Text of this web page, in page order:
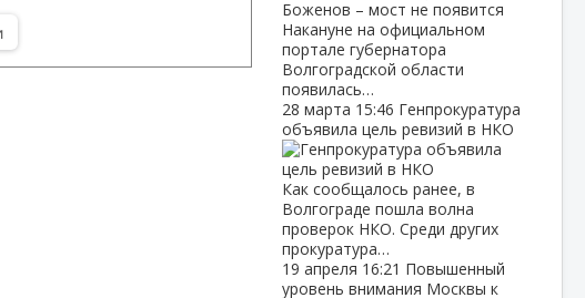
Накануне на официальном
портале губернатора
Волгоградской области
появилась…
28 марта 15:46 Генпрокуратура
объявила цель ревизий в НКО
Как сообщалось ранее, в
Волгограде пошла волна
проверок НКО. Среди других
прокуратура…
19 апреля 16:21 Повышенный
уровень внимания Москвы к